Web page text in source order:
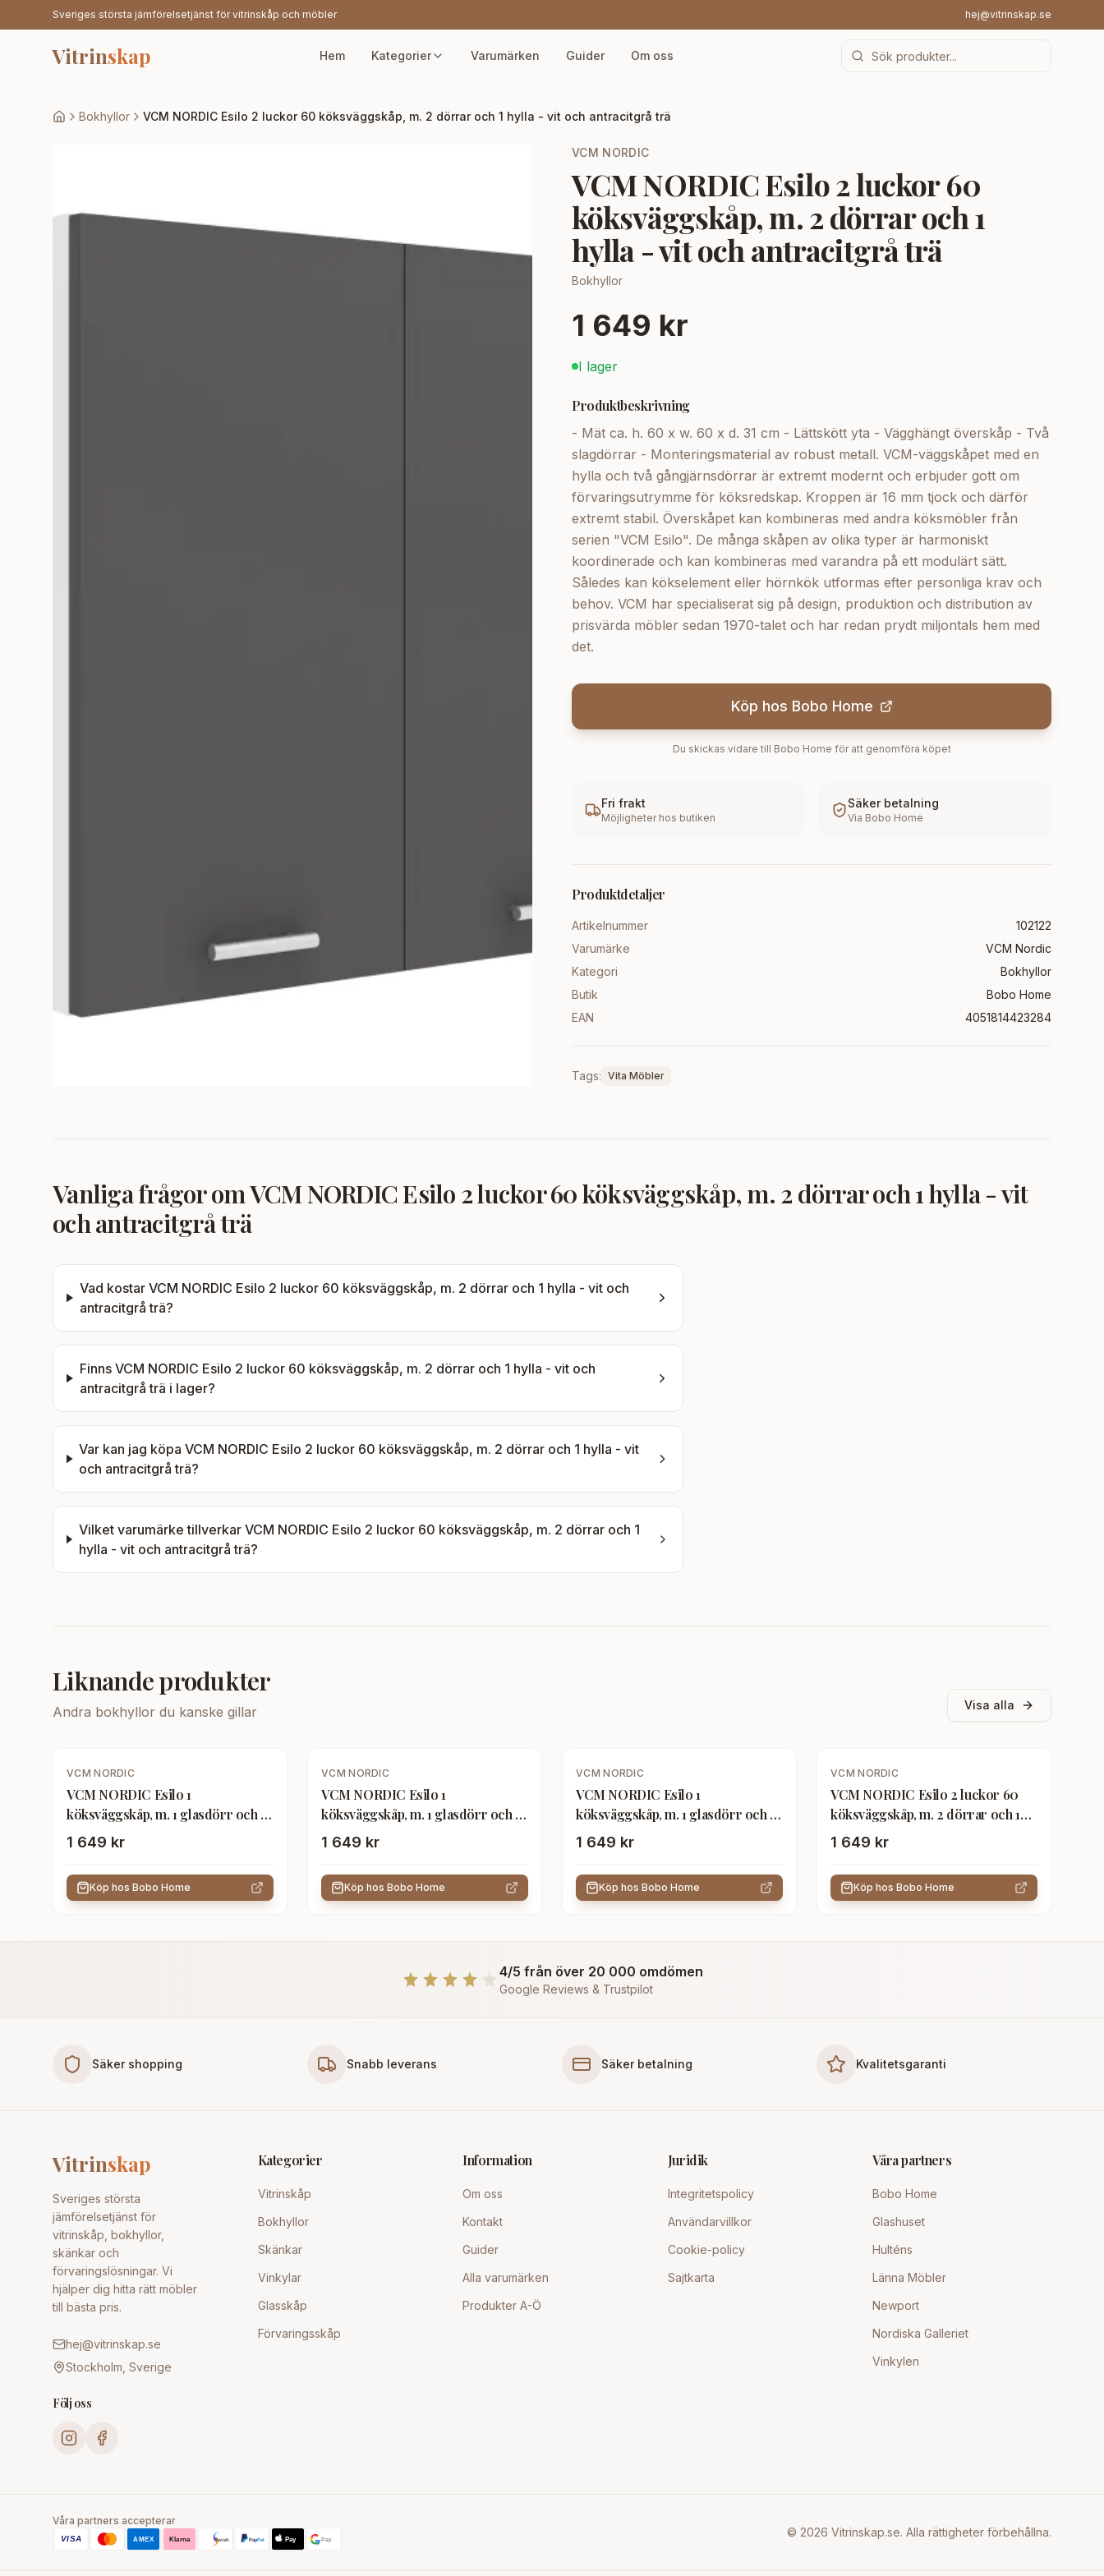
Sveriges största jämförelsetjänst för vitrinskåp och möbler hej@vitrinskap.se
Vitrinskap Hem Kategorier Varumärken Guider Om oss
Bokhyllor VCM NORDIC Esilo 2 luckor 60 köksväggskåp, m. 2 dörrar och 1 hylla - vit och antracitgrå trä
VCM NORDIC
VCM NORDIC Esilo 2 luckor 60
köksväggskåp, m. 2 dörrar och 1
hylla - vit och antracitgrå trä
Bokhyllor
1 649 kr
I lager
Produktbeskrivning
- Mät ca. h. 60 x w. 60 x d. 31 cm - Lättskött yta - Vägghängt överskåp - Två
slagdörrar - Monteringsmaterial av robust metall. VCM-väggskåpet med en
hylla och två gångjärnsdörrar är extremt modernt och erbjuder gott om
förvaringsutrymme för köksredskap. Kroppen är 16 mm tjock och därför
extremt stabil. Överskåpet kan kombineras med andra köksmöbler från
serien "VCM Esilo". De många skåpen av olika typer är harmoniskt
koordinerade och kan kombineras med varandra på ett modulärt sätt.
Således kan kökselement eller hörnkök utformas efter personliga krav och
behov. VCM har specialiserat sig på design, produktion och distribution av
prisvärda möbler sedan 1970-talet och har redan prydt miljontals hem med
det.
Köp hos Bobo Home
Du skickas vidare till Bobo Home för att genomföra köpet
Fri frakt
Möjligheter hos butiken
Säker betalning
Via Bobo Home
Produktdetaljer
Artikelnummer
102122
Varumärke
VCM Nordic
Kategori
Bokhyllor
Butik
Bobo Home
EAN
4051814423284
Tags: Vita Möbler
Vanliga frågor omVCM NORDIC Esilo 2 luckor 60 köksväggskåp, m. 2 dörrar och 1 hylla - vit
och antracitgrå trä
Vad kostar VCM NORDIC Esilo 2 luckor 60 köksväggskåp, m. 2 dörrar och 1 hylla - vit och
antracitgrå trä?
Finns VCM NORDIC Esilo 2 luckor 60 köksväggskåp, m. 2 dörrar och 1 hylla - vit och
antracitgrå trä i lager?
Var kan jag köpaVCM NORDIC Esilo 2 luckor 60 köksväggskåp, m. 2 dörrar och 1 hylla - vit
och antracitgrå trä?
Vilket varumärke tillverkar VCM NORDIC Esilo 2 luckor 60 köksväggskåp, m. 2 dörrar och 1
hylla - vit och antracitgrå trä?
Liknande produkter
Andra bokhyllor du kanske gillar Visa alla
VCM NORDIC
VCM NORDIC Esilo 1
köksväggskåp, m. 1 glasdörr och 1
hylla - vit och naturligt trä
1 649 kr
Köp hos Bobo Home
VCM NORDIC
VCM NORDIC Esilo 1
köksväggskåp, m. 1 glasdörr och 1
hylla - vitt trä
1 649 kr
Köp hos Bobo Home
VCM NORDIC
VCM NORDIC Esilo 1
köksväggskåp, m. 1 glasdörr och 1
hylla - vitt och antracitgrått trä
1 649 kr
Köp hos Bobo Home
VCM NORDIC
VCM NORDIC Esilo 2 luckor 60
köksväggskåp, m. 2 dörrar och 1
hylla - vit och naturligt trä
1 649 kr
Köp hos Bobo Home
4/5 från över 20 000 omdömen
Google Reviews & Trustpilot
Säker shopping Snabb leverans Säker betalning Kvalitetsgaranti
Vitrinskap
Sveriges största
jämförelsetjänst för
vitrinskåp, bokhyllor,
skänkar och
förvaringslösningar. Vi
hjälper dig hitta rätt möbler
till bästa pris.
hej@vitrinskap.se
Stockholm, Sverige
Följ oss
Kategorier
Vitrinskåp
Bokhyllor
Skänkar
Vinkylar
Glasskåp
Förvaringsskåp
Information
Om oss
Kontakt
Guider
Alla varumärken
Produkter A-Ö
Juridik
Integritetspolicy
Användarvillkor
Cookie-policy
Sajtkarta
Våra partners
Bobo Home
Glashuset
Hulténs
Länna Möbler
Newport
Nordiska Galleriet
Vinkylen
Våra partners accepterar
© 2026 Vitrinskap.se. Alla rättigheter förbehållna.